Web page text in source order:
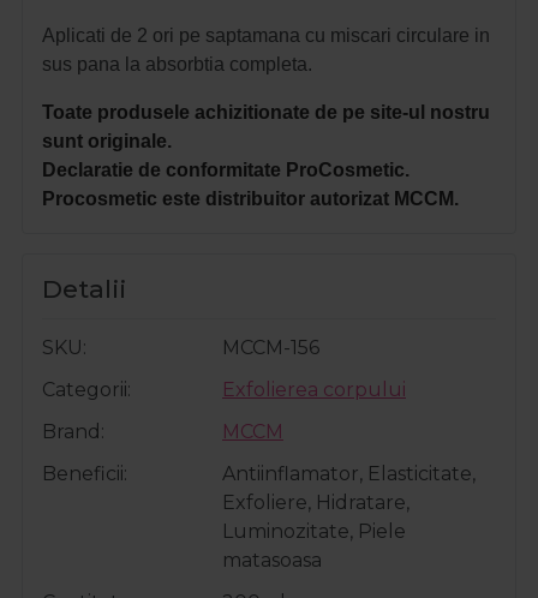
Aplicati de 2 ori pe saptamana cu miscari circulare in
sus pana la absorbtia completa.
Toate produsele achizitionate de pe site-ul nostru
sunt originale.
Declaratie de conformitate ProCosmetic.
Procosmetic este distribuitor autorizat MCCM.
Detalii
SKU
MCCM-156
Categorii
Exfolierea corpului
Brand
MCCM
Beneficii
Antiinflamator, Elasticitate,
Exfoliere, Hidratare,
Luminozitate, Piele
matasoasa